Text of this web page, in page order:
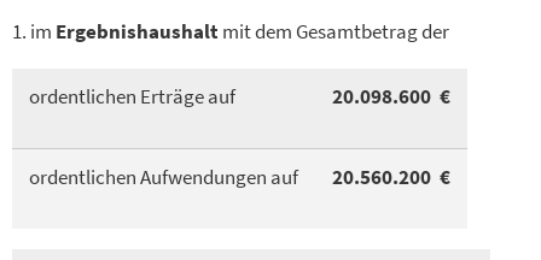
1. im Ergebnishaushalt mit dem Gesamtbetrag der
ordentlichen Erträge auf 20.098.600 €
ordentlichen Aufwendungen auf 20.560.200 €